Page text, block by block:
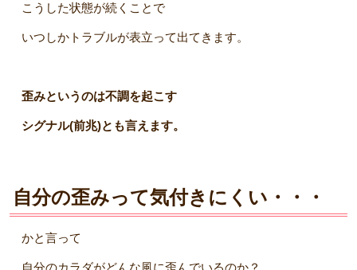
こうした状態が続くことで
いつしかトラブルが表立って出てきます。
歪みというのは不調を起こす
シグナル(前兆)とも言えます。
自分の歪みって気付きにくい・・・
かと言って
自分のカラダがどんな風に歪んでいるのか？